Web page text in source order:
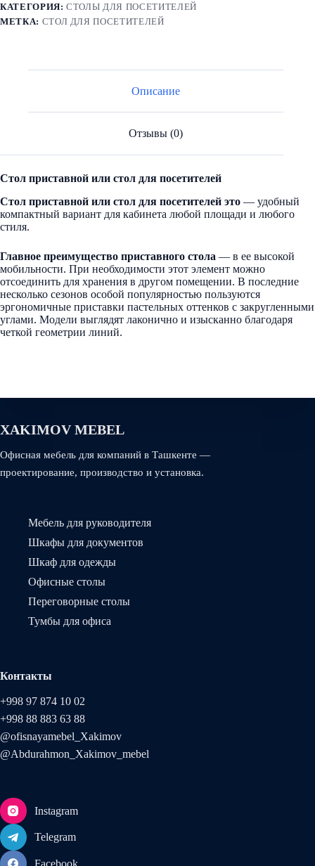
КАТЕГОРИЯ:СТОЛЫ ДЛЯ ПОСЕТИТЕЛЕЙ
МЕТКА: СТОЛ ДЛЯ ПОСЕТИТЕЛЕЙ
Описание
Отзывы (0)
Стол приставной или стол для посетителей
Стол приставной или стол для посетителей это — удобный
компактный вариант для кабинета любой площади и любого
стиля.
Главное преимущество приставного стола — в ее высокой
мобильности. При необходимости этот элемент можно
отсоединить для хранения в другом помещении. В последние
несколько сезонов особой популярностью пользуются
эргономичные приставки пастельных оттенков с закругленными
углами. Модели выглядят лаконично и изысканно благодаря
четкой геометрии линий.
XAKIMOV MEBEL
Офисная мебель для компаний в Ташкенте —
проектирование, производство и установка.
Мебель для руководителя
Шкафы для документов
Шкаф для одежды
Офисные столы
Переговорные столы
Тумбы для офиса
Контакты
+998 97 874 10 02
+998 88 883 63 88
@ofisnayamebel_Xakimov
@Abdurahmon_Xakimov_mebel
Instagram
Telegram
Facebook